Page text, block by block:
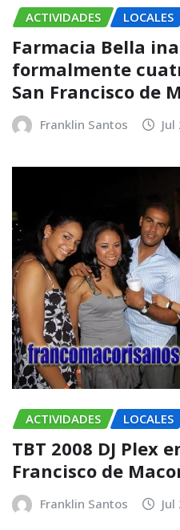
ACTIVIDADES LOCALES
Farmacia Bella
formalmente
San Francisco de
Franklin Santos
ACTIVIDADES LOCALES
TBT 2008 DJ Plex
Francisco de
Franklin Santos